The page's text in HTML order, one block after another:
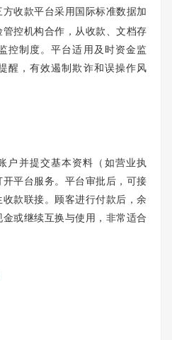
方收款平台采用国际标准数据加
控机构合作，从收款、文档存
控制度。平台适用及时资金监
醒，有效遏制欺诈和误操作风
并提交基本资料（如营业执
平台服务。平台审批后，可接
款联接。顾客进行付款后，余
或继续互换与使用，非常适合